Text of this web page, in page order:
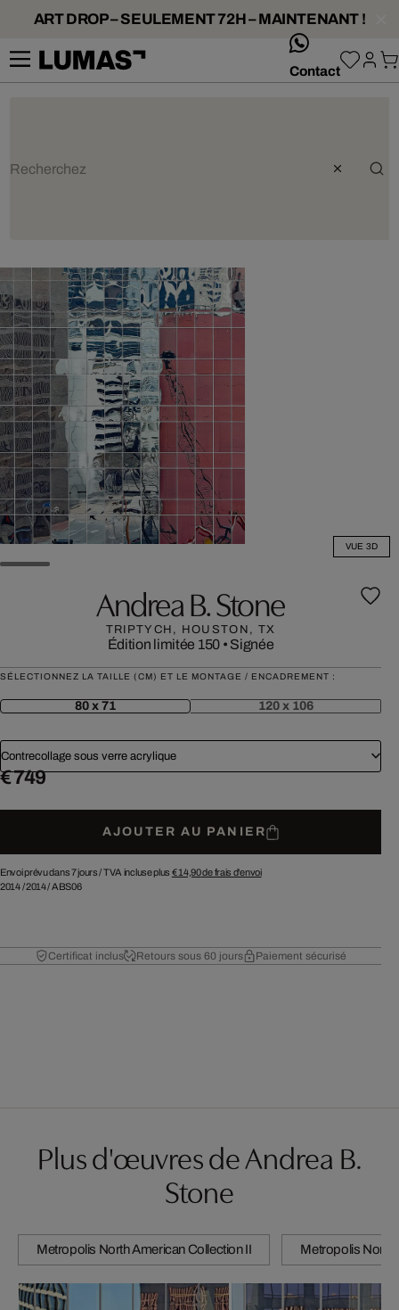
ART DROP – SEULEMENT 72H – MAINTENANT !
Contact
VUE 3D
Andrea B. Stone
TRIPTYCH, HOUSTON, TX
Édition limitée 150 • Signée
SÉLECTIONNEZ LA TAILLE (CM) ET LE MONTAGE / ENCADREMENT :
80 x 71 120 x 106
Contrecollage sous verre acrylique
€ 749
AJOUTER AU PANIER
Envoi prévu dans 7 jours /TVA incluse plus € 14,90de frais d'envoi
2014/2014/ABS06
Certificat inclus Retours sous 60 jours Paiement sécurisé
Plus d'œuvres de Andrea B.
Stone
Metropolis North American Collection II Metropolis North